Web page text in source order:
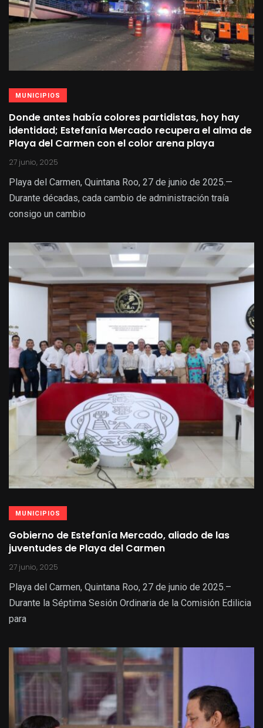
MUNICIPIOS
Donde antes había colores partidistas, hoy hay
identidad; Estefanía Mercado recupera el alma de
Playa del Carmen con el color arena playa
27 junio, 2025
Playa del Carmen, Quintana Roo, 27 de junio de 2025.—
Durante décadas, cada cambio de administración traía
consigo un cambio
MUNICIPIOS
Gobierno de Estefanía Mercado, aliado de las
juventudes de Playa del Carmen
27 junio, 2025
Playa del Carmen, Quintana Roo, 27 de junio de 2025.–
Durante la Séptima Sesión Ordinaria de la Comisión Edilicia
para